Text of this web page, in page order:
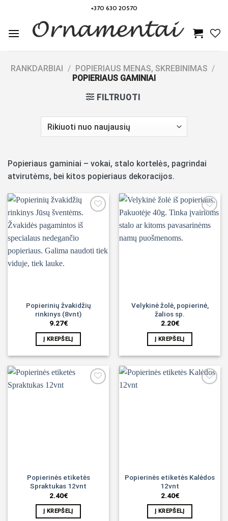
content
+370 630 20570
RANKDARBIAI / POPIERIAUS MENAS, SKREBINIMAS /
POPIERIAUS GAMINIAI
FILTRUOTI
Popieriaus gaminiai – vokai, stalo kortelės, pagrindai
atvirutėms, bei kitos popieriaus dekoracijos.
Popierinių žvakidžių
rinkinys (8vnt)
9.27€
Į KREPŠELĮ
Velykinė žolė, popierinė,
žalios sp.
2.20€
Į KREPŠELĮ
Popierinės etiketės
Spraktukas 12vnt
2.40€
Į KREPŠELĮ
Popierinės etiketės Kalėdos
12vnt
2.40€
Į KREPŠELĮ